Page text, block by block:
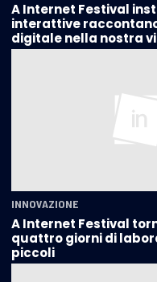
A Internet Festival
interattive
digitale nella nostra
INNOVAZIONE
A Internet Festival
quattro giorni di
piccoli